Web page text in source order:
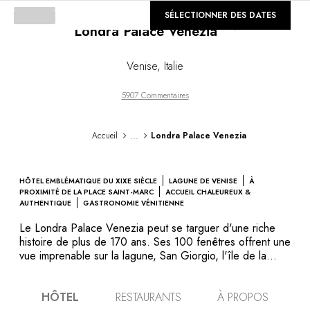
GALERIE
Londra Palace Venezia
Venise, Italie
5907 Commentaires
Accueil ... Londra Palace Venezia
HÔTEL EMBLÉMATIQUE DU XIXE SIÈCLE LAGUNE DE VENISE
À
PROXIMITÉ DE LA PLACE SAINT-MARC
ACCUEIL CHALEUREUX &
AUTHENTIQUE
GASTRONOMIE VÉNITIENNE
Le Londra Palace Venezia peut se targuer d'une riche
histoire de plus de 170 ans. Ses 100 fenêtres offrent une
vue imprenable sur la lagune, San Giorgio, l'île de la
pittoresque promenade Riva degli Schiavoni. Entouré de
SÉLECTIONNER DES DATES
HÔTEL RESTAURANTS À PROPOS